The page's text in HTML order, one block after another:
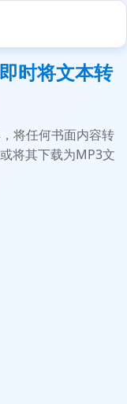
时将文本转
将任何书面内容转
将其下载为MP3文